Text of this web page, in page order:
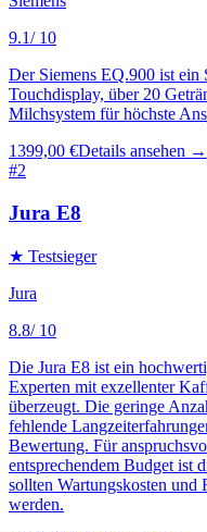
9.1/ 10
Der Siemens EQ.900 ist
Touchdisplay, über 20
Milchsystem für höchste
1399,00 €Details ansehen →
#2
Jura E8
★ Testsieger
Jura
8.8/ 10
Die Jura E8 ist ein
Experten mit exzellenter
überzeugt. Die geringe
fehlende
Bewertung. Für
entsprechendem Budget ist
sollten Wartungskosten und
werden.